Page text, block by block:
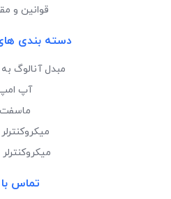
قوانین و
دسته بندی
مبدل آنالوگ
آپ
ماسفت
میکروکنترلر AVR
میکروکنترلر ARM
تماس با